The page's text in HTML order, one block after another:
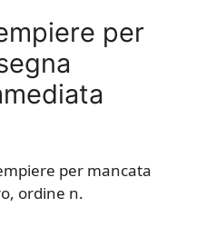
per
per mancata
ordine n.